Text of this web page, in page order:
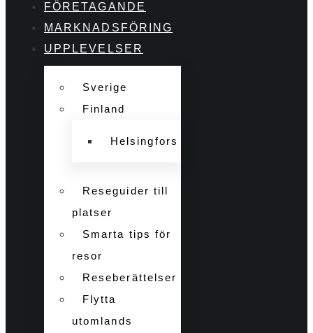
FÖRETAGANDE
MARKNADSFÖRING
UPPLEVELSER
Sverige
Finland
Helsingfors
Reseguider till
platser
Smarta tips för
resor
Reseberättelser
Flytta
utomlands